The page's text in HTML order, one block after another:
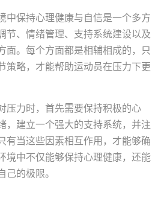
中保持心理健康与自信是一个多方
节、情绪管理、支持系统建设以及
面。每个方面都是相辅相成的，只
策略，才能帮助运动员在压力下更
压力时，首先需要保持积极的心
，建立一个强大的支持系统，并注
有当这些因素相互作用，才能够确
境中不仅能够保持心理健康，还能
的极限。